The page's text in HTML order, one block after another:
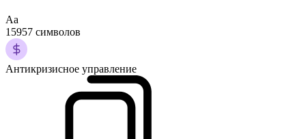
Аа
15957 символов
Антикризисное управление